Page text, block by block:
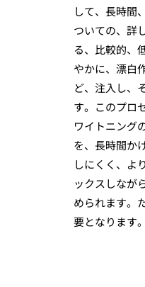
して、長時間
ついての、詳
る、比較的、
やかに、漂白
ど、注入し、
す。このプロ
ワイトニング
を、長時間か
しにくく、よ
ックスしなが
められます。
要となります。